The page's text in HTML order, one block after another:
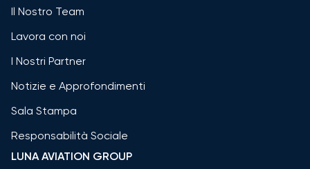
Il Nostro Team
Lavora con noi
I Nostri Partner
Notizie e Approfondimenti
Sala Stampa
Responsabilità Sociale
LUNA AVIATION GROUP